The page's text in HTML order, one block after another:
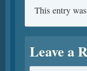
This entry
Leave a